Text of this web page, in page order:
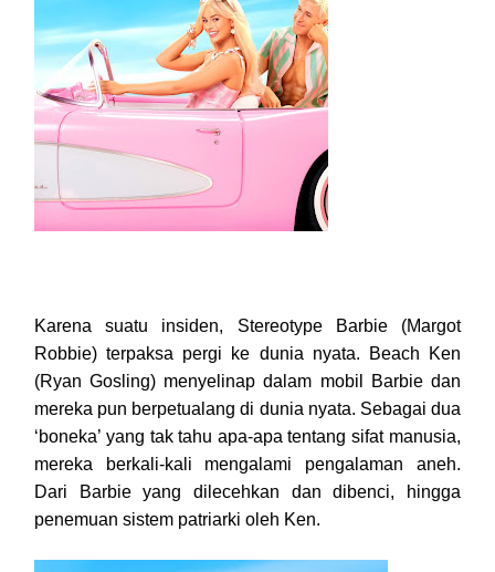
Karena suatu insiden, Stereotype Barbie (Margot
Robbie) terpaksa pergi ke dunia nyata. Beach Ken
(Ryan Gosling) menyelinap dalam mobil Barbie dan
mereka pun berpetualang di dunia nyata. Sebagai dua
‘boneka’ yang tak tahu apa-apa tentang sifat manusia,
mereka berkali-kali mengalami pengalaman aneh.
Dari Barbie yang dilecehkan dan dibenci, hingga
penemuan sistem patriarki oleh Ken.